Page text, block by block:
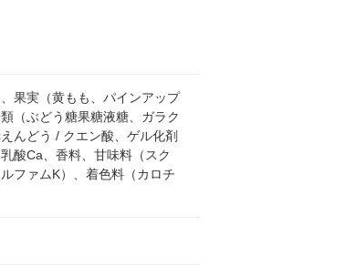
果実（黄もも、パインアップ
（ぶどう糖果糖液糖、ガラク
んどう / クエン酸、ゲル化剤
乳酸Ca、香料、甘味料（スク
ファムK）、着色料（カロチ